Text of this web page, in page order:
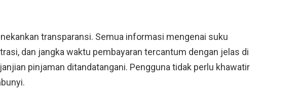
transparansi. Semua informasi mengenai suku
dan jangka waktu pembayaran tercantum dengan jelas di
pinjaman ditandatangani. Pengguna tidak perlu khawatir